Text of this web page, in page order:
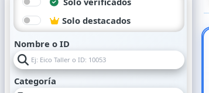
Solo destacados
Nombre o ID
Categoría